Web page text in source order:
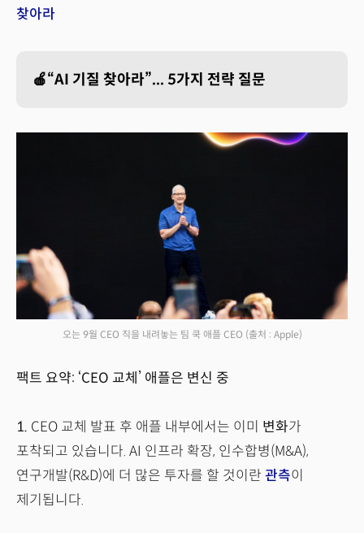
찾아라
🍎“AI 기질 찾아라”... 5가지 전략 질문
오는 9월 CEO 직을 내려놓는 팀 쿡 애플 CEO (출처 : Apple)
팩트 요약: ‘CEO 교체’ 애플은 변신 중
1. CEO 교체 발표 후 애플 내부에서는 이미 변화가
포착되고 있습니다. AI 인프라 확장, 인수합병(M&A),
연구개발(R&D)에 더 많은 투자를 할 것이란 관측이
제기됩니다.